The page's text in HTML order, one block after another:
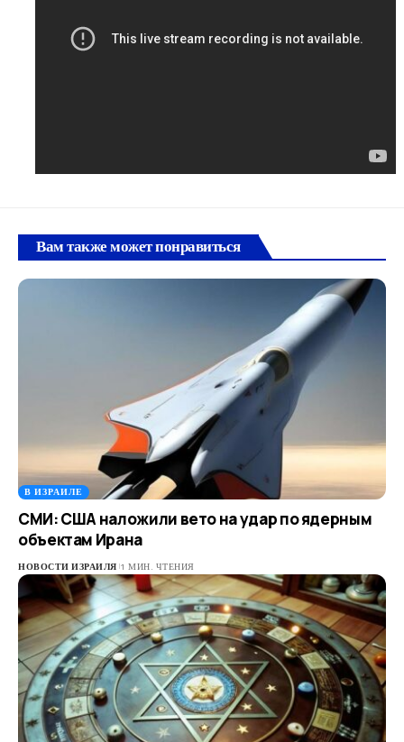
Вам также может понравиться
В ИЗРАИЛЕ
СМИ: США наложили вето на удар по ядерным
объектам Ирана
НОВОСТИ ИЗРАИЛЯ 1 МИН. ЧТЕНИЯ